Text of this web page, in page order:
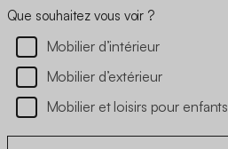
Que souhaitez vous voir ?
Mobilier d’intérieur
Mobilier d’extérieur
Mobilier et loisirs pour enfants